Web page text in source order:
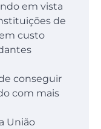
em vista
de
custo
conseguir
com mais
União